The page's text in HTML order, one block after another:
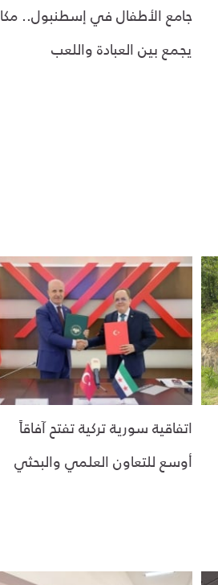
جامع الأطفال في إسطنبول..
يجمع بين العبادة واللعب
اتفاقية سورية تركية تفتح آفاقاً
أوسع للتعاون العلمي والبحثي